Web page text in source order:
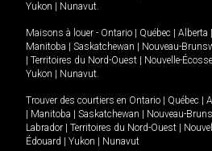
Yukon
Nunavut.
Maisons à louer - Ontario Québec Alberta
Manitoba
Saskatchewan Nouveau-
Territoires du Nord-Ouest Nouvelle-Écosse
Yukon
Nunavut.
Trouver des courtiers en Ontario Québec
Manitoba Saskatchewan Nouveau-
Labrador
Territoires du Nord-Ouest
Édouard
Yukon Nunavut